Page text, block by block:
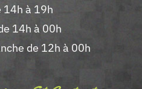
14h à 19h
14h à 00h
de 12h à 00h